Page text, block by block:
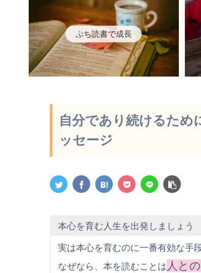
ぷち読書で成長
自分であり続けるため
ッセージ
本心を育む人生を出発しましょう
実は本心を育むのに一番有効な手
なぜなら、本を読むことは 人と